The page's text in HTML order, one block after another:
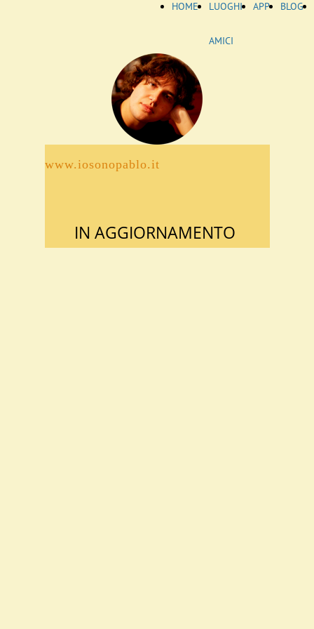
HOME LUOGHI
AMICI
APP BLOG
www.iosonopablo.it
IN AGGIORNAMENTO